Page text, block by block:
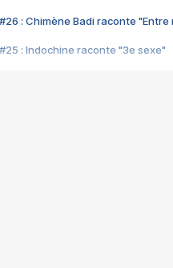
#26 : Chimène Badi raconte "Entre
#25 : Indochine raconte "3e sexe"